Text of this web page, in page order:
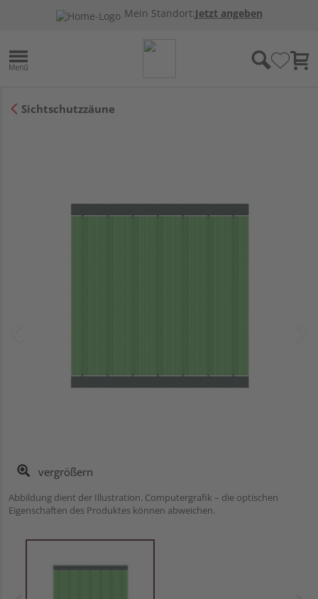
Mein Standort:Jetzt angeben
Sichtschutzzäune
vergrößern
Abbildung dient der Illustration. Computergrafik – die optischen
Eigenschaften des Produktes können abweichen.